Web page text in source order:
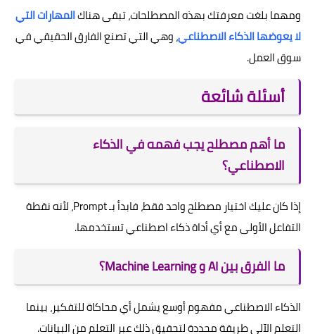
ومهما بلغت معرفتك بهذه المصطلحات، تبقى هناكالمهارات التي
لا يعوضها الذكاء الاصطناعي، وهي التي تصنع الفارق الحقيقي في
سوق العمل.
أسئلة شائعة
ما أهم مصطلح يجب فهمه في الذكاء
الاصطناعي؟
إذا كان عليك اختيار مصطلح واحد فقط، فابدأ بـ Prompt، لأنه نقطة
التفاعل الأولى مع أي أداة ذكاء اصطناعي تستخدمها.
ما الفرق بين AI و Machine Learning؟
الذكاء الاصطناعي مفهوم أوسع يشمل أي محاكاة للتفكير، بينما
التعلم الآلي طريقة محددة لتحقيق ذلك عبر التعلم من البيانات.